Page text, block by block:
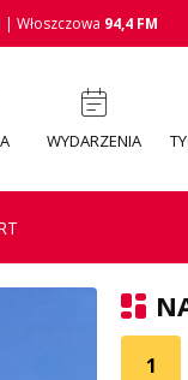
| Włoszczowa 94,4 FM
WYDARZENIA
1